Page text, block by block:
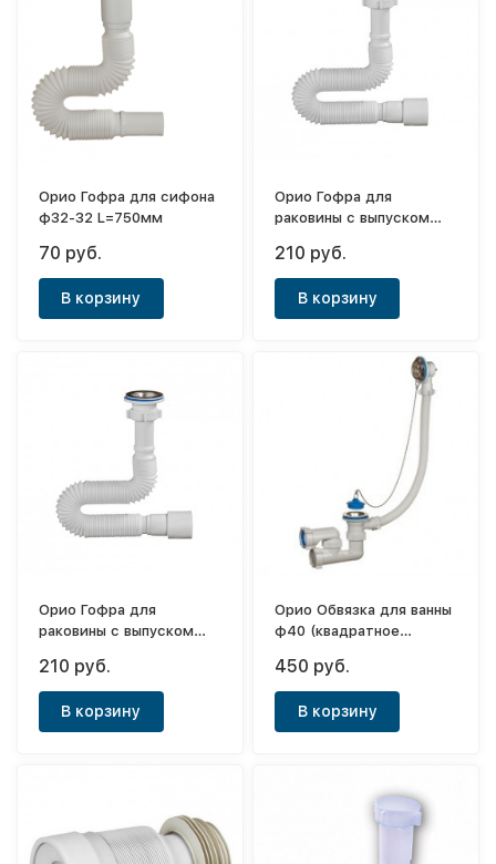
Орио Гофра для сифона
ф32-32 L=750мм
70 руб.
В корзину
Орио Гофра для
раковины с выпуском
210 руб.
В корзину
Орио Гофра для
раковины с выпуском
210 руб.
В корзину
Орио Обвязка для ванны
ф40 (квадратное
450 руб.
В корзину